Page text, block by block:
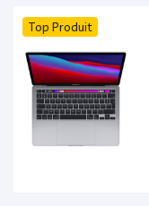
Top Produit